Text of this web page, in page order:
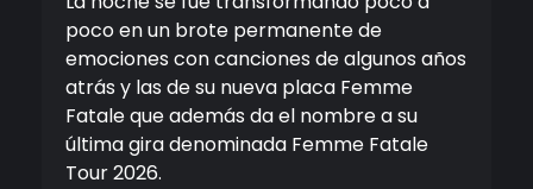
poco en un brote permanente de
emociones con canciones de algunos años
atrás y las de su nueva placa Femme
Fatale que además da el nombre a su
última gira denominada Femme Fatale
Tour 2026.